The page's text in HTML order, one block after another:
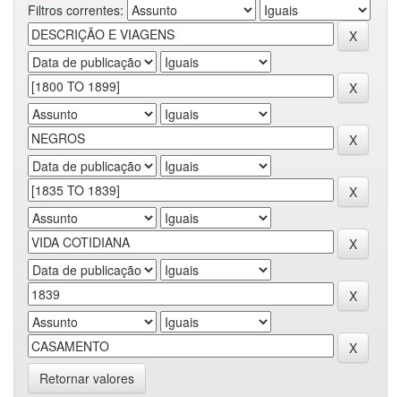
Filtros correntes:
Retornar valores